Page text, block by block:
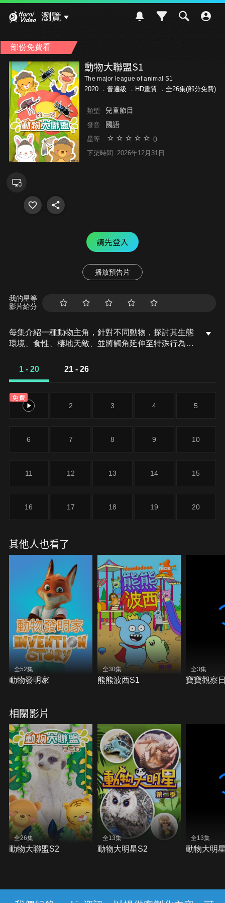
瀏覽
部份免費看
動物大聯盟S1
The major league of animal S1
2020 ． 普遍級 ．HD畫質 ．全26集(部分免費)
類型 兒童節目
發音 國語
星等 0
下架時間 2026年12月31日
請先登入
播放預告片
我的星等
影片給分
每集介紹一種動物主角，針對不同動物，探討其生態
環境、食性、棲地天敵、並將觸角延伸至特殊行為與
棲息在何處?捕食行為?為什麼會飛翔、羽毛除了飛翔
1 - 20 21 - 26
免費
1 2 3 4 5
6 7 8 9 10
11 12 13 14 15
16 17 18 19 20
其他人也看了
全52集
動物發明家
全30集
熊熊波西S1
全3集
寶寶觀察
相關影片
全26集
動物大聯盟S2
全13集
動物大明星S2
全13集
動物大明